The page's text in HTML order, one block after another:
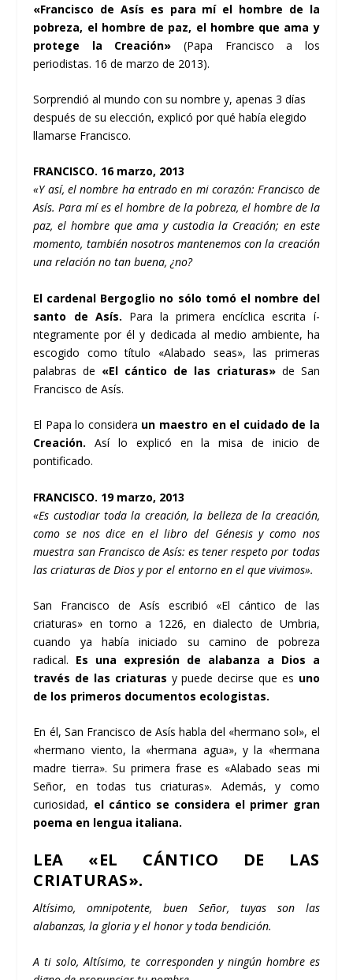
«Francisco de Asís es para mí el hombre de la
pobreza, el hombre de paz, el hombre que ama y
protege la Creación» (Papa Francisco a los
periodistas. 16 de marzo de 2013).
Sorprendió al mundo con su nombre y, apenas 3 dí­as
después de su elección, explicó por qué habí­a elegido
llamarse Francisco.
FRANCISCO. 16 marzo, 2013
«Y así­, el nombre ha entrado en mi corazón: Francisco de
Así­s. Para mí­ es el hombre de la pobreza, el hombre de la
paz, el hombre que ama y custodia la Creación; en este
momento, también nosotros mantenemos con la creación
una relación no tan buena, ¿no?
El cardenal Bergoglio no sólo tomó el nombre del
santo de Así­s. Para la primera encí­clica escrita í­
ntegramente por él y dedicada al medio ambiente, ha
escogido como tí­tulo «Alabado seas», las primeras
palabras de «El cántico de las criaturas» de San
Francisco de Así­s.
El Papa lo considera un maestro en el cuidado de la
Creación. Así­ lo explicó en la misa de inicio de
pontificado.
FRANCISCO. 19 marzo, 2013
«Es custodiar toda la creación, la belleza de la creación,
como se nos dice en el libro del Génesis y como nos
muestra san Francisco de Así­s: es tener respeto por todas
las criaturas de Dios y por el entorno en el que vivimos».
San Francisco de Así­s escribió «El cántico de las
criaturas» en torno a 1226, en dialecto de Umbria,
cuando ya habí­a iniciado su camino de pobreza
radical. Es una expresión de alabanza a Dios a
través de las criaturas y puede decirse que es uno
de los primeros documentos ecologistas.
En él, San Francisco de Así­s habla del «hermano sol», el
«hermano viento, la «hermana agua», y la «hermana
madre tierra». Su primera frase es «Alabado seas mi
Señor, en todas tus criaturas». Además, y como
curiosidad, el cántico se considera el primer gran
poema en lengua italiana.
LEA «EL CÁNTICO DE LAS
CRIATURAS».
Altí­simo, omnipotente, buen Señor, tuyas son las
alabanzas,la gloria y el honor y toda bendición.
A ti solo, Altí­simo, te corresponden y ningún hombre es